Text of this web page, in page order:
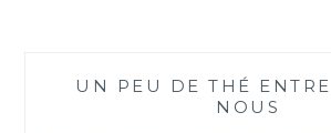
UN PEU DE THÉ
NOUS